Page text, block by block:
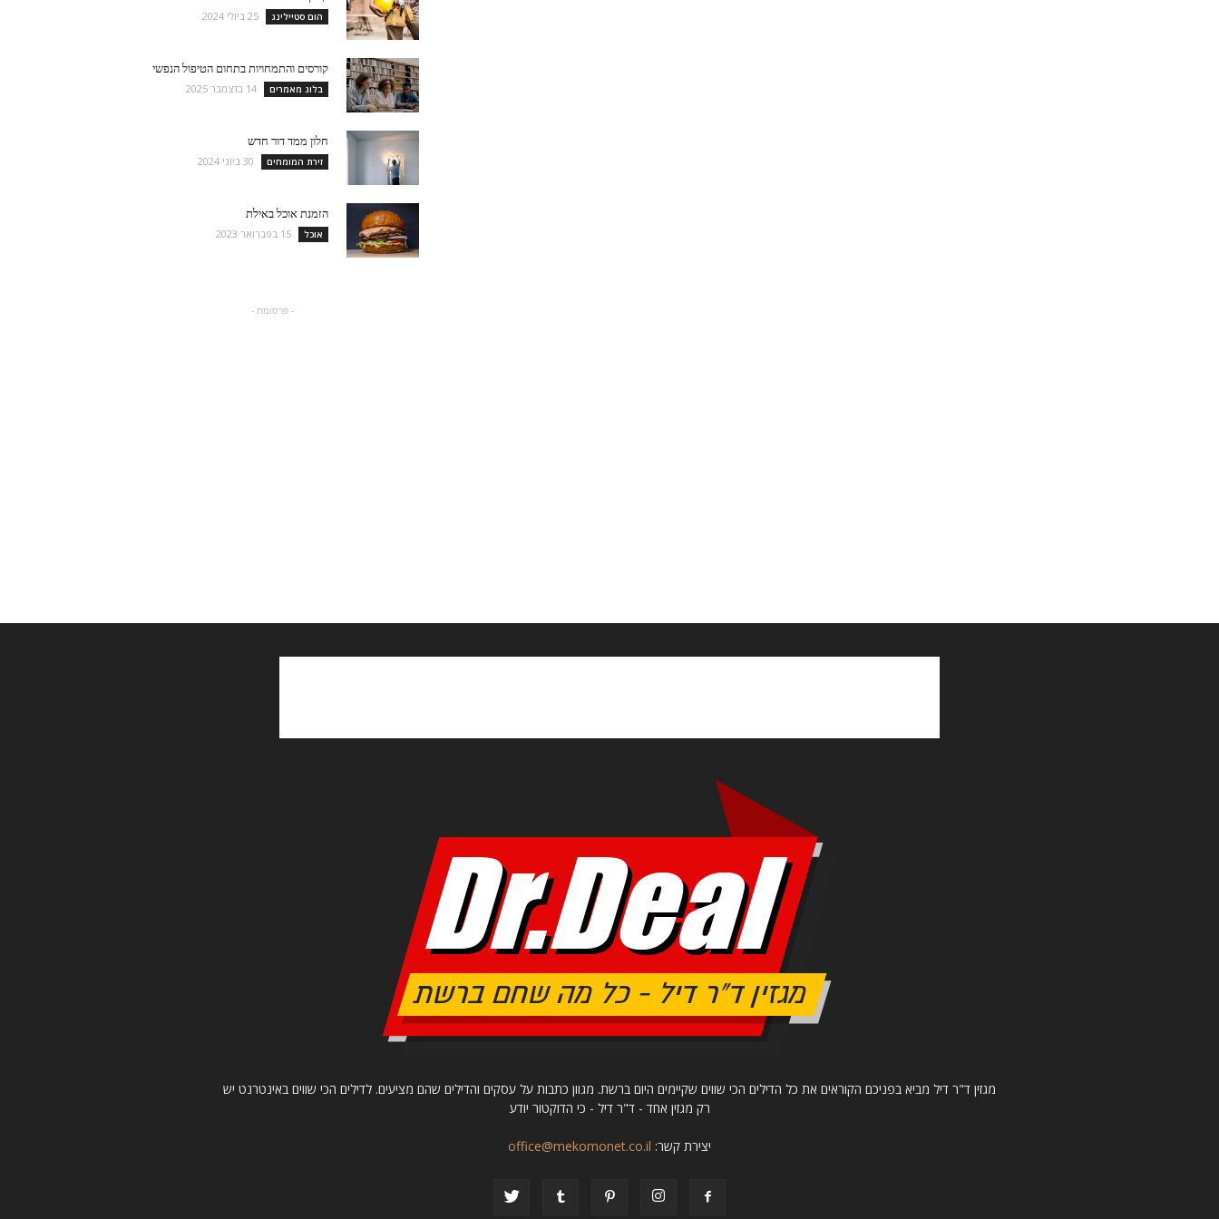
הום סטיילינג 25 ביולי 2024
קורסים והתמחויות בתחום הטיפול הנפשי
בלוג מאמרים 14 בדצמבר 2025
חלון ממד דור חדש
זירת המומחים 30 ביוני 2024
הזמנת אוכל באילת
אוכל 15 בפברואר 2023
- פרסומת -
מגזין ד"ר דיל מביא בפניכם הקוראים את כל הדילים הכי שווים שקיימים היום ברשת. מגוון כתבות על עסקים והדילים שהם מציעים. לדילים הכי שווים באינטרנט יש
רק מגזין אחד - ד"ר דיל - כי הדוקטור יודע
יצירת קשר: office@mekomonet.co.il